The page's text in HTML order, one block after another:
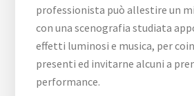
professionista può allestire un
con una scenografia studiata
effetti luminosi e musica, per
presenti ed invitarne alcuni a
performance.